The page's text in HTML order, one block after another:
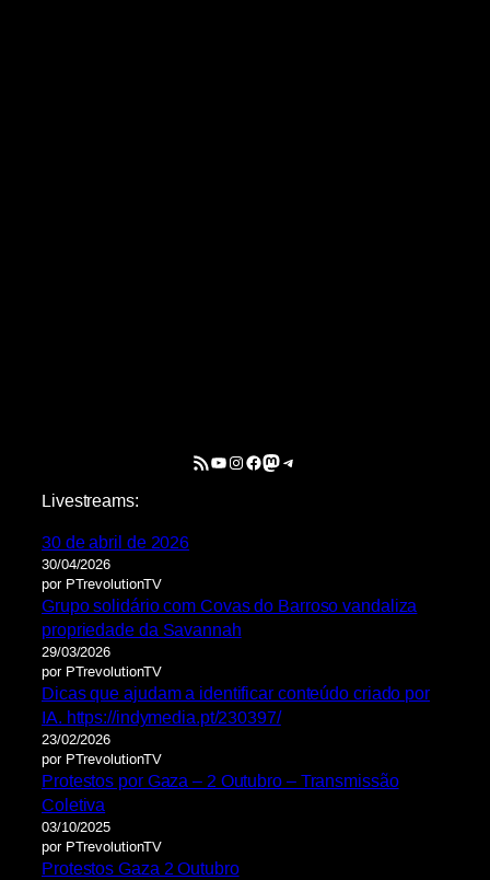
Feed RSS YouTube Instagram Facebook Mastodon Telegram
Livestreams:
30 de abril de 2026
30/04/2026
por PTrevolutionTV
Grupo solidário com Covas do Barroso vandaliza
propriedade da Savannah
29/03/2026
por PTrevolutionTV
Dicas que ajudam a identificar conteúdo criado por
IA. https://indymedia.pt/230397/
23/02/2026
por PTrevolutionTV
Protestos por Gaza – 2 Outubro – Transmissão
Coletiva
03/10/2025
por PTrevolutionTV
Protestos Gaza 2 Outubro